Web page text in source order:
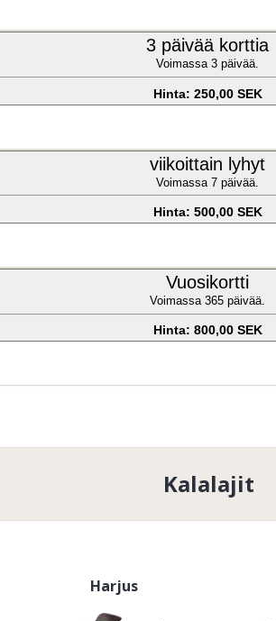
3 päivää korttia
Voimassa 3 päivää.
Hinta: 250,00 SEK
viikoittain lyhyt
Voimassa 7 päivää.
Hinta: 500,00 SEK
Vuosikortti
Voimassa 365 päivää.
Hinta: 800,00 SEK
Kalalajit
Harjus